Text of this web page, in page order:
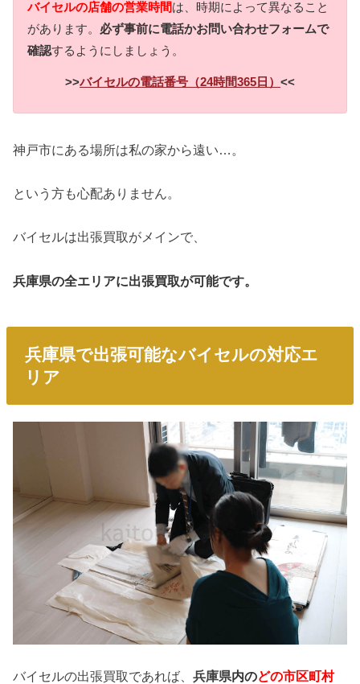
バイセルの店舗の営業時間は、時期によって異なること
があります。 必ず事前に電話かお問い合わせフォームで
確認するようにしましょう。
>>バイセルの電話番号（24時間365日） <<
神戸市にある場所は私の家から遠い…。
という方も心配ありません。
バイセルは出張買取がメインで、
兵庫県の全エリアに出張買取が可能です。
兵庫県で出張可能なバイセルの対応エ
リア
バイセルの出張買取であれば、兵庫県内のどの市区町村